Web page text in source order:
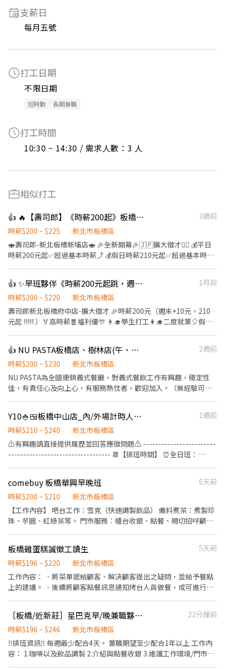
支薪日
每月五號
打工日期
不限日期
短時數 長期兼職
打工時間
10:30 ~ 14:30 / 需求人數：3 人
相似打工
👍 🔥【壽司郎】《時薪200起》板橋新埔店-兼職🌟彈性排班🌟假日時薪210$
3週前
時薪$200 ~ $225
新北市板橋區
🍣壽司郎-新北板橋新埔店🍣 🎉全新開幕🎉🇯🇵擴大徵才🙆‍♀️ 💰平日
時薪200元起✅️超過基本時薪⤴️ 💰假日時薪210元起✅️超過基本時薪
可以上手❤️ ⭕招募條件 ✅️良好職前教育訓練，無經驗者也可以加
入！！！ ✅️歡迎開學打工、假日兼職、二度就業、外籍學生、實習
簽約。 ✅️彈性排班：09:00~23:00(請於面試時與店長確認班表) ✅️不
管是平日早班、週末假日班、放學後打烊班皆有職缺，歡迎直接投
備、整理→餐點製作→提供餐點→餐具清洗→環境整理維護......等。
▪洗碗區🫧 餐具清洗、環境整理整頓、環境清洗......等。 ✨️在職教育
優惠！ ▪不定期活動競賽獎金！ ▪一年4次考核及調薪！！！ ▪加
班費5分鐘為單位精準計算！ ▪介紹親朋好友入職，期滿可獲得
3,000～5,000元獎金！ ⭕企業魅力 ▪「以人為本」注重團隊合作及
交流，採納同仁的意見，提升參與感 ▪除學習到日本商業禮儀、衛
生知識及專業的烹飪技巧，還可接觸店鋪的經營管理，例如：成本
控管及數據分析等專業知識 ▪升遷快速且制度完善，依努力及成果
將有升遷加薪的機會 ▪享有完善的福利制度，加班費為5分鐘為單
位計算，重視員工的辛勤付出 ▪計畫拓展全台灣，讓更多人有機會
品嚐美味平價壽司，致力成為頂尖品牌 ⭕基本保障 ①加班費(以5分
鐘為單位計算) ②勞保、健保、意外險 ③每月提撥勞工退休新制6%
④特休／年假按照勞基法規定 ⑤颱風天出勤津貼補助 ⑥員工店內用
餐折扣 ⑦提供員工制服 ⑧任職一年後提供免費健檢 ⭕其它 【實習
相關】 歡迎各大專院校實習生 福利制度完善，提供加班費！ 時薪
制，薪資平日200元/假日210元（高於基本時薪） 【介紹制度】 歡
👍 ✨早班夥伴《時薪200元起跳，週末再+10元 》🔥【日商壽司郎】新北板橋府中店-早班計時人員⭐️歡迎二度就業、學生實習⭐️」
1月前
時薪$200 ~ $220
新北市板橋區
壽司郎新北板橋府中店-擴大徵才 🎉時薪200元（週末+10元，210
元起 !!!!! ）🏅高時薪🧧福利優🎊 👨‍🎓學生打工👩‍🎓二度就業🎈假日
歡迎開學打工、假日兼職、二度就業、外籍學生、實習簽約。 ✅️彈
性排班：08:30~23:30(請於面試時與主管確認班表) ⏰早班時段 9:00
～19:00 ✅️不管是平日早班、週末假日班、放學後打烊班皆有職缺，
歡迎直接投遞履歷！ ⭕工作內容 ▪外場 帶客入座→介紹、服務→
護......等。 ✨️在職教育訓練完善，無經驗者也OK✨️ ⭕獎金福利 ▪生
日禮券！ ▪員工用餐優惠！ ▪不定期活動競賽獎金！ ▪一年4次考
入職，期滿可獲得3,000～10,000元獎金！ ⭕企業魅力 ▪「以人為
本」注重團隊合作及交流，採納同仁的意見，提升參與感 ▪除學習
到日本商業禮儀、衛生知識及專業的烹飪技巧，還可接觸店鋪的經
營管理，例如：成本控管及數據分析等專業知識 ▪升遷快速且制度
完善，依努力及成果將有升遷加薪的機會 ▪享有完善的福利制度，
加班費為5分鐘為單位計算，重視員工的辛勤付出 ▪計畫拓展全台
灣，讓更多人有機會品嚐美味平價壽司，致力成為頂尖品牌 ⭕基本
保障 ①加班費(以5分鐘為單位計算) ②勞保、健保、意外險 ③每月
提撥勞工退休新制6% ④特休／年假按照勞基法規定 ⑤颱風天出勤
津貼補助 ⑥員工店內用餐折扣 ⑦提供員工制服 ⑧任職一年後提供免
費健檢
👍 NU PASTA板橋店、樹林店(午、晚班長期兼職)
2週前
時薪$200 ~ $230
新北市板橋區
NU PASTA為全國連鎖義式餐廳，對義式餐飲工作有興趣，穩定性
佳，有責任心及向上心，有服務熱忱者，歡迎加入。（無經驗可、
144巷2號(近捷運亞東醫院站2號出口250公尺) **樹林北大店：樹林
區佳園路三段168號(時薪196起月結現金) 【工作內容】 1.提供客人
專業、即時的服務，給予客人美好的用餐感受。 2.遵照標準作業流
程，學習內外場各站之工作技能(如：義大利麵、餐點製作、吧檯、
全。 【應徵請說明應徵新埔店或亞東店或樹林店，午班或晚班時
段】
Y10🍚🍱板橋中山店_內/外場計時人員【YAYOI彌生軒】
1週前
時薪$210 ~ $240
新北市板橋區
⚠️有興趣請直接提供履歷並回答應徵問題⚠️ ------------------------
---------------------------------- 📆【排班時間】 ⏰全日班：
------------------------- 【工作內容】 💪🥤《外場服務》 1. 佈置及
清理餐桌、安排座位、為顧客帶位 2. 答覆有關餐飲問題，必要時提
供建議 3. 上水、上餐並提供有關用餐的服務 4. 收銀服務 5. 工作區域
和設備的清潔以及保養 🥦🥩《內場廚務》 1. 洗剝削切各種食材，烹
---------------------------- ⭕️歡迎對餐飲服務有高度的熱忱，態度
積極認真的在校生加入，配合各大專院校學期、學年實習業務，可
與學校簽訂相關合約。 ✅2026年1-2月、6-8月、12月期間限定特別
津貼！計時人員每小時薪資額外再加10元。 ✅每月工時達成獎勵，
總工時達100小時以上發放500元或達150小時以上者發放1,000元。
✅一天中能排班最少4小時、每周最少須提供16-20小時排班。兩周
排班一次，可彈性調整。 ✅假日能排班的兼職人員
comebuy 板橋華興早晚班
6天前
時薪$200 ~ $210
新北市板橋區
【工作內容】 吧台工作：雪克（快速調製飲品） 備料煮茶：煮製珍
珠、芋圓、紅綠茶等。 門市服務：櫃台收銀、點餐、親切招呼顧客
段： 早班：10:00 - 15:00 晚班：17:00 - 23:00 【薪資與福利】 薪資
待遇：時薪200~210 薪資成長：階段性熟悉工作內容，表現優良者
依每階段考核再調薪！ 福利：紅、綠茶飲料免費喝 基本保障：勞
保、健保。 【應徵條件與注意事項】 條件要求：親切熱情、認真負
板橋雞蛋糕誠徵工讀生
5天前
時薪$196 ~ $220
新北市板橋區
工作內容： ．將菜單遞給顧客、解決顧客提出之疑問，並給予餐點
上的建議。 ．後續將顧客點餐訊息通知烤台人員做餐，或可進行簡
責清理工作環境、設備和餐具。 ．準備不同餐點所需要的食材。 ．
協助測量食材的容量與重量。
［板橋/近新莊］星巴克早/晚兼職夥伴-板橋民生門市
22分鐘前
時薪$196 ~ $246
新北市板橋區
‼️排班資訊‼️ 每週最少配合4天。 兼職期望至少配合1年以上 工作內
容： 1.咖啡以及飲品調製 2.介紹與點餐收銀 3.維護工作環境/門市清